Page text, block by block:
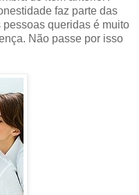
faz parte das
queridas é muito
Não passe por isso